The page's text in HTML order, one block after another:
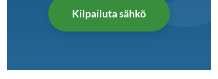
Kilpailuta sähkö